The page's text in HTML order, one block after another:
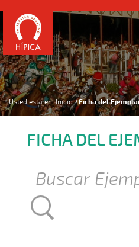
Usted está en: Inicio Ficha del
FICHA DEL